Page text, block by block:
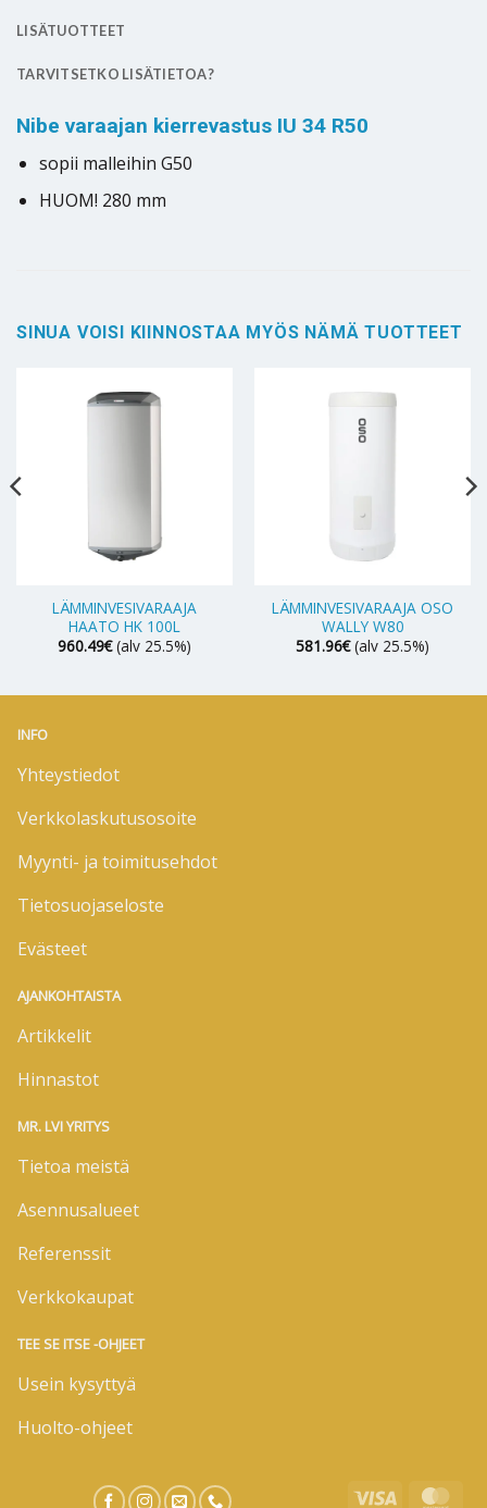
LISÄTUOTTEET
TARVITSETKO LISÄTIETOA?
Nibe varaajan kierrevastus IU 34 R50
sopii malleihin G50
HUOM! 280 mm
SINUA VOISI KIINNOSTAA MYÖS NÄMÄ TUOTTEET
LÄMMINVESIVARAAJA
HAATO HK 100L
960.49€ (alv 25.5%)
LÄMMINVESIVARAAJA OSO
WALLY W80
581.96€ (alv 25.5%)
INFO
Yhteystiedot
Verkkolaskutusosoite
Myynti- ja toimitusehdot
Tietosuojaseloste
Evästeet
AJANKOHTAISTA
Artikkelit
Hinnastot
MR. LVI YRITYS
Tietoa meistä
Asennusalueet
Referenssit
Verkkokaupat
TEE SE ITSE -OHJEET
Usein kysyttyä
Huolto-ohjeet
Visa